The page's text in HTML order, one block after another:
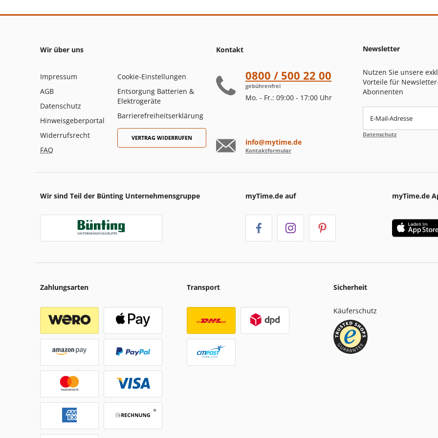
Wir über uns
Impressum
AGB
Datenschutz
Hinweisgeberportal
Widerrufsrecht
FAQ
Cookie-Einstellungen
Entsorgung Batterien &
Elektrogeräte
Barrierefreiheitserklärung
VERTRAG WIDERRUFEN
Kontakt
0800 / 500 22 00
gebührenfrei
Mo. - Fr.: 09:00 - 17:00 Uhr
info@mytime.de
Kontaktformular
Newsletter
Nutzen Sie unsere
Vorteile für
Abonnenten
E-Mail-Adresse
Datenschutz
Wir sind Teil der Bünting Unternehmensgruppe myTime.de auf myTime.de
Zahlungsarten Transport Sicherheit
Käuferschutz